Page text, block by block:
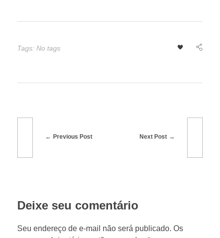
Tags: No tags
Previous Post Next Post
Deixe seu comentário
Seu endereço de e-mail não será publicado. Os